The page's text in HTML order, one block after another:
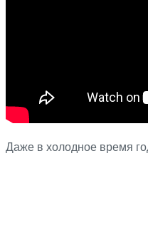
Даже в холодное время